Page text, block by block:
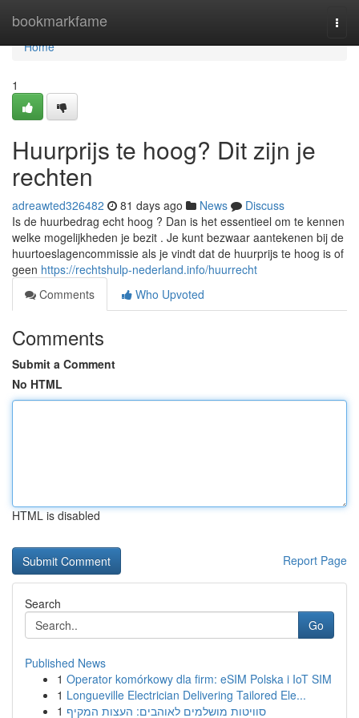
bookmarkfame
Home
Home
1
Huurprijs te hoog? Dit zijn je
rechten
adreawted326482 81 days ago News
Discuss
Is de huurbedrag echt hoog ? Dan is het essentieel om te kennen
welke mogelijkheden je bezit . Je kunt bezwaar aantekenen bij de
huurtoeslagencommissie als je vindt dat de huurprijs te hoog is of
geen https://rechtshulp-nederland.info/huurrecht
Comments
Who Upvoted
Comments
Submit a Comment
No HTML
HTML is disabled
Report Page
Search
Go
Published News
1 Operator komórkowy dla firm: eSIM Polska i IoT SIM
1 Longueville Electrician Delivering Tailored Ele...
1 סוויטות מושלמים לאוהבים: העצות המקיף